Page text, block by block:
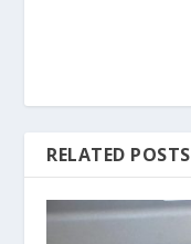
RELATED POSTS